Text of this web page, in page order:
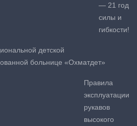
— 21 год
силы и
гибкости!
детской
больнице «Охматдет»
Правила
эксплуатации
рукавов
высокого